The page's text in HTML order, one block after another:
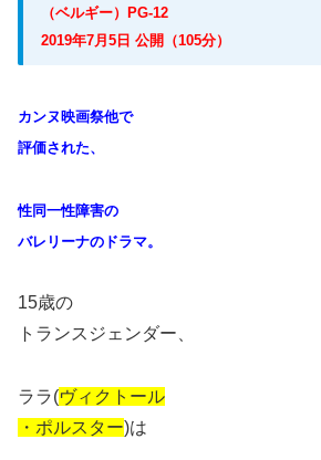
（ベルギー）PG-12
2019年7月5日 公開（105分）
カンヌ映画祭他で
評価された、
性同一性障害の
バレリーナのドラマ。
15歳の
トランスジェンダー、
ララ(ヴィクトール
・ポルスター)は